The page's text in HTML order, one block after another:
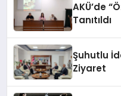
AKÜ’de
Tanıtıldı
Şuhutlu
Ziyaret